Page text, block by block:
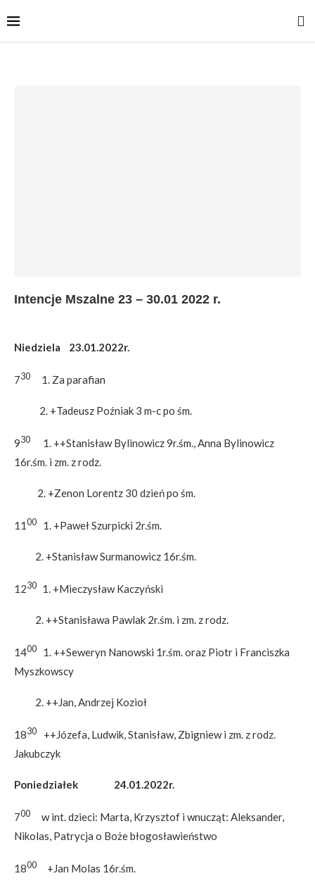
Intencje Mszalne 23 – 30.01 2022 r.
Niedziela 23.01.2022r.
730 1. Za parafian
2. +Tadeusz Poźniak 3 m-c po śm.
930 1. ++Stanisław Bylinowicz 9r.śm., Anna Bylinowicz
16r.śm. i zm. z rodz.
2. +Zenon Lorentz 30 dzień po śm.
1100 1. +Paweł Szurpicki 2r.śm.
2. +Stanisław Surmanowicz 16r.śm.
1230 1. +Mieczysław Kaczyński
2. ++Stanisława Pawlak 2r.śm. i zm. z rodz.
1400 1. ++Seweryn Nanowski 1r.śm. oraz Piotr i Franciszka
Myszkowscy
2. ++Jan, Andrzej Kozioł
1830 ++Józefa, Ludwik, Stanisław, Zbigniew i zm. z rodz.
Jakubczyk
Poniedziałek 24.01.2022r.
700 w int. dzieci: Marta, Krzysztof i wnucząt: Aleksander,
Nikolas, Patrycja o Boże błogosławieństwo
1800 +Jan Molas 16r.śm.